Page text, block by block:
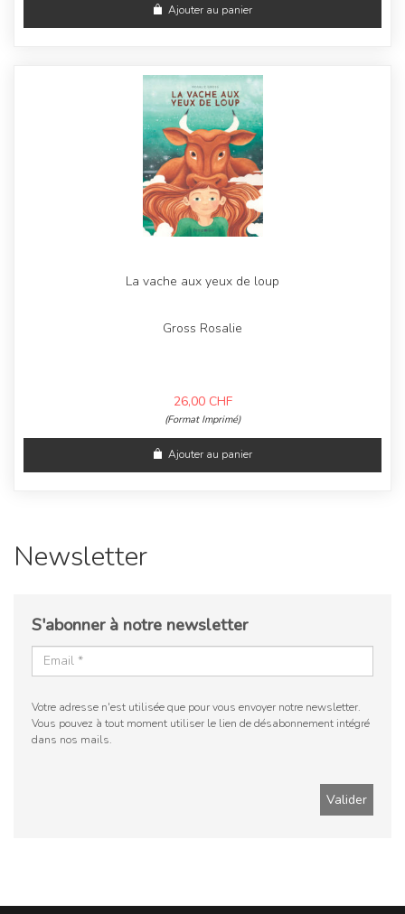
Ajouter au panier
La vache aux yeux de loup
Gross Rosalie
26,00 CHF
(Format Imprimé)
Ajouter au panier
Newsletter
S'abonner à notre newsletter
Votre adresse n'est utilisée que pour vous envoyer notre newsletter.
Vous pouvez à tout moment utiliser le lien de désabonnement intégré
dans nos mails.